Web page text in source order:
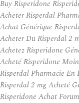
Buy Risperidone
Acheter Risperdal
Achat Générique
Acheter Du Risperdal 2
Achetez Risperidone
Acheté Risperidone
Risperdal Pharmacie En
Risperdal 2 mg Acheté
Risperidone Achat Forum